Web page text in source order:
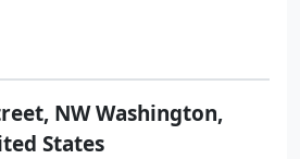
NW Washington,
States